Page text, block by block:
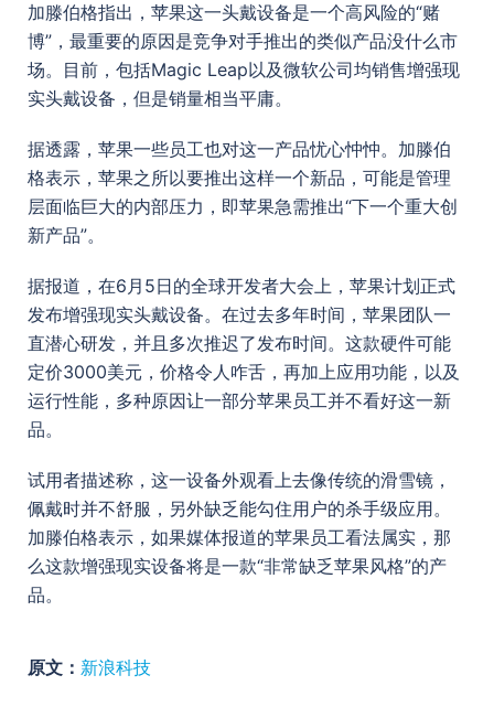
加滕伯格指出，苹果这一头戴设备是一个高风险的“赌
博”，最重要的原因是竞争对手推出的类似产品没什么市
场。目前，包括Magic Leap以及微软公司均销售增强现
实头戴设备，但是销量相当平庸。
据透露，苹果一些员工也对这一产品忧心忡忡。加滕伯
格表示，苹果之所以要推出这样一个新品，可能是管理
层面临巨大的内部压力，即苹果急需推出“下一个重大创
新产品”。
据报道，在6月5日的全球开发者大会上，苹果计划正式
发布增强现实头戴设备。在过去多年时间，苹果团队一
直潜心研发，并且多次推迟了发布时间。这款硬件可能
定价3000美元，价格令人咋舌，再加上应用功能，以及
运行性能，多种原因让一部分苹果员工并不看好这一新
品。
试用者描述称，这一设备外观看上去像传统的滑雪镜，
佩戴时并不舒服，另外缺乏能勾住用户的杀手级应用。
加滕伯格表示，如果媒体报道的苹果员工看法属实，那
么这款增强现实设备将是一款“非常缺乏苹果风格”的产
品。
原文： 新浪科技